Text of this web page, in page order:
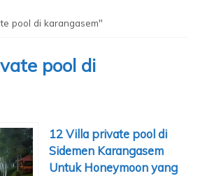
pool di karangasem"
pool di
12 Villa private pool di
Sidemen Karangasem
Untuk Honeymoon yang